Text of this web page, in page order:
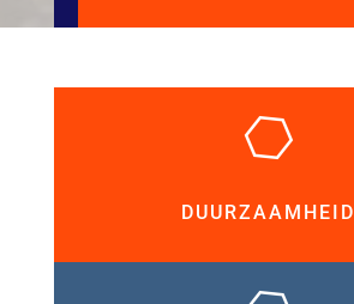
DUURZAAMHEID